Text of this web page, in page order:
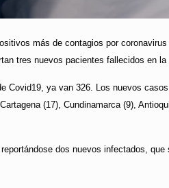
más de contagios por
tres nuevos pacientes fallecidos en
Covid19, ya van 326. Los nuevos
(17), Cundinamarca (9),
dos nuevos infectados,